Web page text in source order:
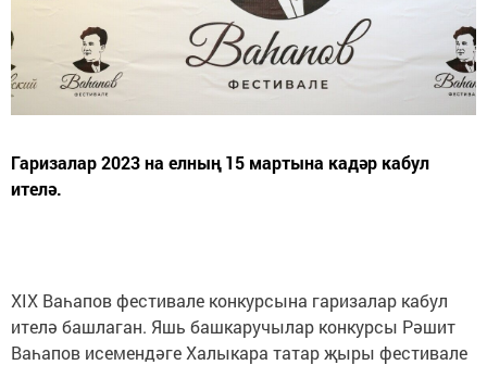
Гаризалар 2023 на елның 15 мартына кадәр кабул
ителә.
ХIX Ваһапов фестивале конкурсына гаризалар кабул
ителә башлаган. Яшь башкаручылар конкурсы Рәшит
Ваһапов исемендәге Халыкара татар җыры фестивале